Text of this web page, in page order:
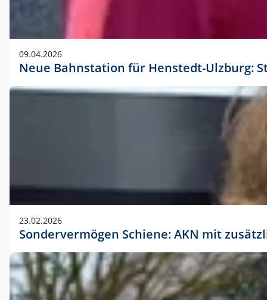
09.04.2026
Neue Bahnstation für Henstedt-Ulzburg:
23.02.2026
Sondervermögen Schiene: AKN mit